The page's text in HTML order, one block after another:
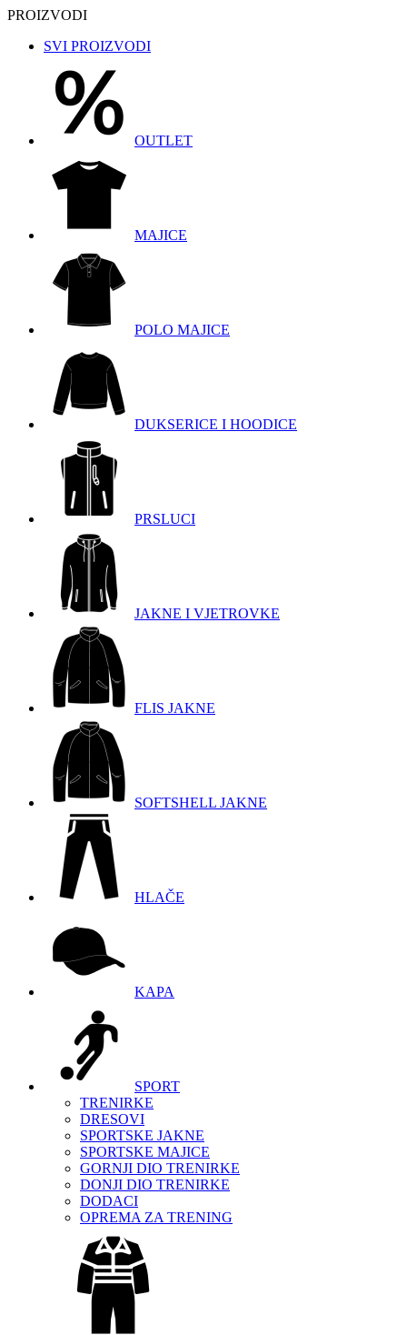
PROIZVODI
SVI PROIZVODI
OUTLET
MAJICE
POLO MAJICE
DUKSERICE I HOODICE
PRSLUCI
JAKNE I VJETROVKE
FLIS JAKNE
SOFTSHELL JAKNE
HLAČE
KAPA
SPORT
TRENIRKE
DRESOVI
SPORTSKE JAKNE
SPORTSKE MAJICE
GORNJI DIO TRENIRKE
DONJI DIO TRENIRKE
DODACI
OPREMA ZA TRENING